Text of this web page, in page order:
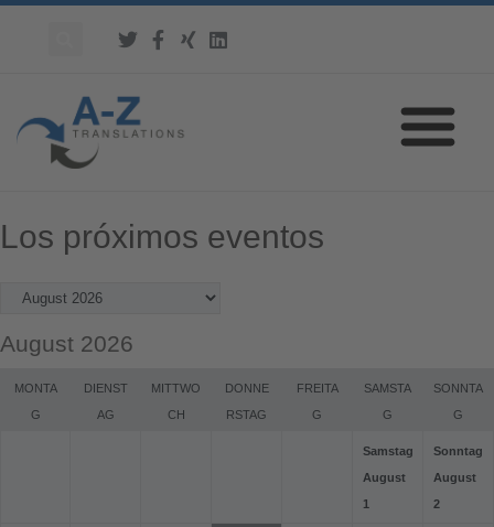
Los próximos eventos
August 2026
MONTA
G
DIENST
AG
MITTWO
CH
DONNE
RSTAG
FREITA
G
SAMSTA
G
SONNTA
G
Samstag
August
1
Sonntag
August
2